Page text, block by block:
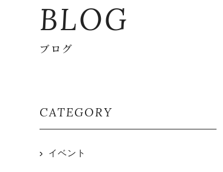
BLOG
ブログ
CATEGORY
イベント